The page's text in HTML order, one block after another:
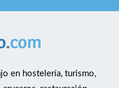
en hostelería, turismo,